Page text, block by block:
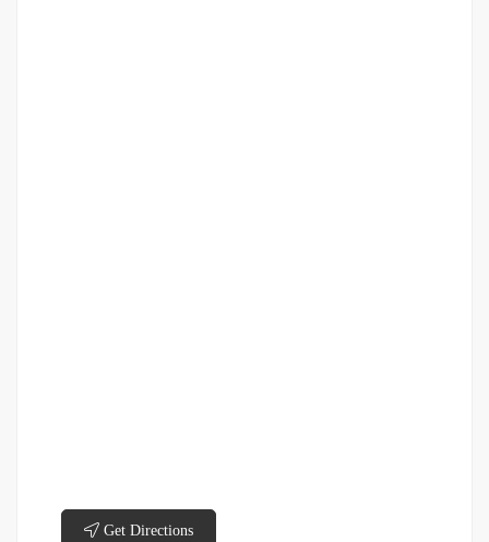
Get Directions